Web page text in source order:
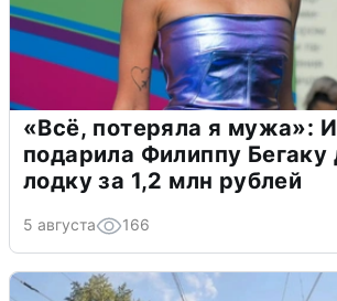
«Всё, потеряла я мужа»:
подарила Филиппу
лодку за 1,2 млн рублей
5 августа 166